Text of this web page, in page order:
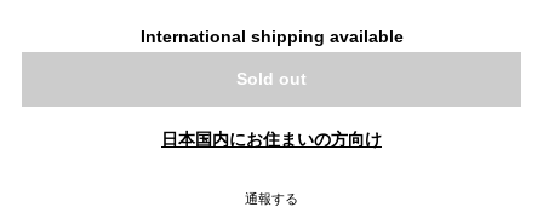
International shipping available
Sold out
日本国内にお住まいの方向け
通報する